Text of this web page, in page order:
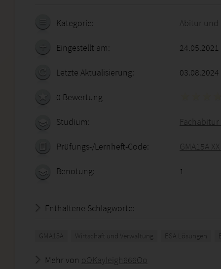
Kategorie: Abitur und
Eingestellt am:
Letzte Aktualisierung: 03.08.2024
0 Bewertung
Studium: Fachabitur
Prüfungs-/Lernheft-Code: GMA15A
Benotung: 1
Enthaltene Schlagworte:
GMA15A Wirtschaft und Verwaltung ESA Lösungen
Mehr von oOKayleigh666Oo